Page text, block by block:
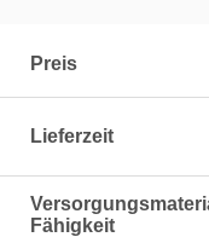
Preis
Lieferzeit
Fähigkeit